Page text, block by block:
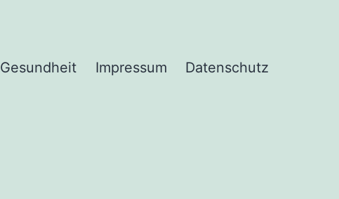
Gesundheit Impressum Datenschutz